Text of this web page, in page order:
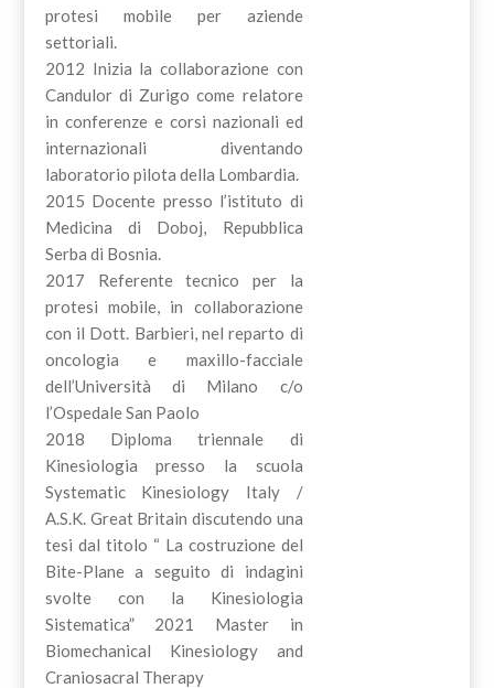
protesi mobile per aziende
settoriali.
2012 Inizia la collaborazione con
Candulor di Zurigo come relatore
in conferenze e corsi nazionali ed
internazionali diventando
laboratorio pilota della Lombardia.
2015 Docente presso l’istituto di
Medicina di Doboj, Repubblica
Serba di Bosnia.
2017 Referente tecnico per la
protesi mobile, in collaborazione
con il Dott. Barbieri, nel reparto di
oncologia e maxillo-facciale
dell’Università di Milano c/o
l’Ospedale San Paolo
2018 Diploma triennale di
Kinesiologia presso la scuola
Systematic Kinesiology Italy /
A.S.K. Great Britain discutendo una
tesi dal titolo “ La costruzione del
Bite-Plane a seguito di indagini
svolte con la Kinesiologia
Sistematica” 2021 Master in
Biomechanical Kinesiology and
Craniosacral Therapy